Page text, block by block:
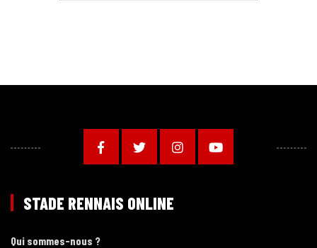
STADE RENNAIS ONLINE
Qui sommes-nous ?